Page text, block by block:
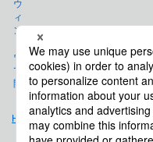
Hulft.com